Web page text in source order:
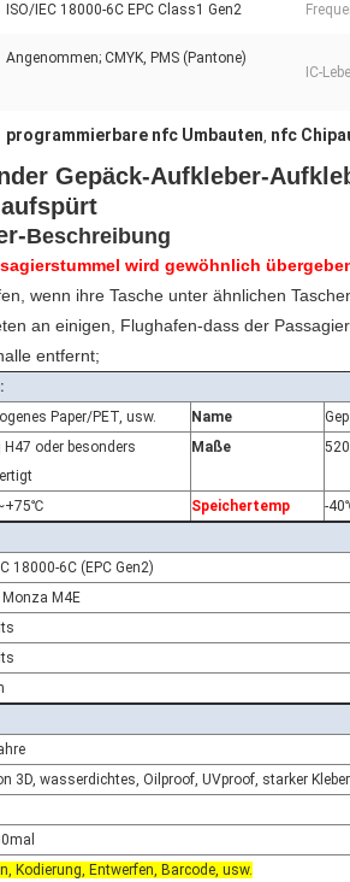
ISO/IEC 18000-6C EPC Class1 Gen2
Angenommen; CMYK, PMS (Pantone)
IC-
programmierbare nfc Umbauten, nfc
Gepäck-Aufkleber-
Beschreibung
wird gewöhnlich
wenn ihre Tasche unter ähnlichen
an einigen, Flughafen-dass der
entfernt;
Paper/PET, usw. Name
H47 oder besonders
Maße
Speichertemp
-
18000-6C (EPC Gen2)
Monza M4E
3D, wasserdichtes, Oilproof, UVproof, starker
Kodierung, Entwerfen, Barcode, usw.